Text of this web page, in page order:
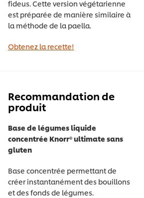
fideus. Cette version végétarienne
est préparée de manière similaire à
la méthode de la paella.
Obtenez la recette!
Recommandation de
produit
Base de légumes liquide
concentrée Knorr® ultimate sans
gluten
Base concentrée permettant de
créer instantanément des bouillons
et des fonds de légumes.